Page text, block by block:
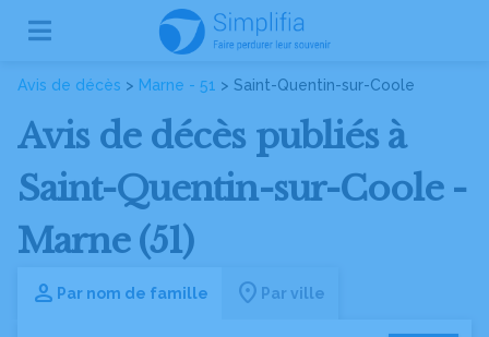
Avis de décès > Marne - 51 > Saint-Quentin-sur-Coole
Avis de décès publiés à
Saint-Quentin-sur-Coole -
Marne (51)
Par nom de famille Par ville